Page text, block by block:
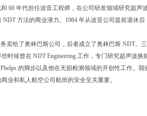
60 年代担任波音工程师，在公司研发领域研究超声
方法的商业潜力。1984 年从波音公司提前退休后
卖给了奥林巴斯公司，后者成立了奥林巴斯 NDT。三
时候曾在 NDT Engineering 工作，专门研究超声波换
的脚步以及他在无损检测领域的开创性工作。我
业和私人航空公司航班的安全至关重要。